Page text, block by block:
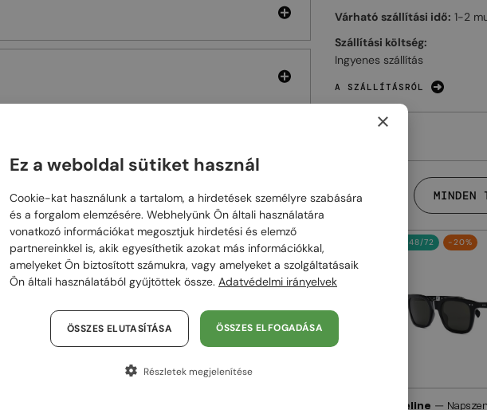
Várható szállítási idő: 1-2
Szállítási költség:
Ingyenes szállítás
A SZÁLLÍTÁSRÓL
MINDEN
48/72 -22% 48/72 -22% 48/72 -20%
Celine —
×
Ez a weboldal sütiket használ
Cookie-kat használunk a tartalom, a hirdetések személyre szabására
és a forgalom elemzésére. Webhelyünk Ön általi használatára
vonatkozó információkat megosztjuk hirdetési és elemző
partnereinkkel is, akik egyesíthetik azokat más információkkal,
amelyeket Ön biztosított számukra, vagy amelyeket a szolgáltatásaik
Ön általi használatából gyűjtöttek össze. Adatvédelmi irányelvek
ÖSSZES ELFOGADÁSA
ÖSSZES ELUTASÍTÁSA
Részletek megjelenítése